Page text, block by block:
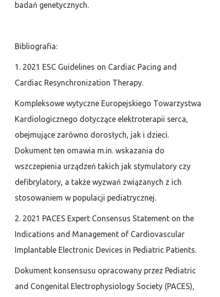
badań genetycznych.
Bibliografia:
1. 2021 ESC Guidelines on Cardiac Pacing and
Cardiac Resynchronization Therapy.
Kompleksowe wytyczne Europejskiego Towarzystwa
Kardiologicznego dotyczące elektroterapii serca,
obejmujące zarówno dorosłych, jak i dzieci.
Dokument ten omawia m.in. wskazania do
wszczepienia urządzeń takich jak stymulatory czy
defibrylatory, a także wyzwań związanych z ich
stosowaniem w populacji pediatrycznej.
2. 2021 PACES Expert Consensus Statement on the
Indications and Management of Cardiovascular
Implantable Electronic Devices in Pediatric Patients.
Dokument konsensusu opracowany przez Pediatric
and Congenital Electrophysiology Society (PACES),